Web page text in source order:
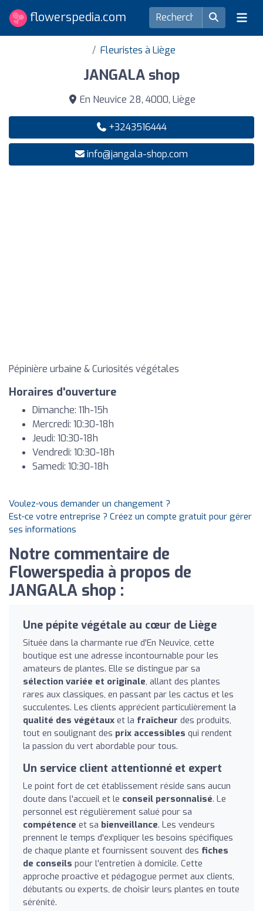
flowerspedia.com
Fleuristes à Liège
JANGALA shop
En Neuvice 28, 4000, Liège
+3243516444
info@jangala-shop.com
Pépinière urbaine & Curiosités végétales
Horaires d'ouverture
Dimanche: 11h-15h
Mercredi: 10:30-18h
Jeudi: 10:30-18h
Vendredi: 10:30-18h
Samedi: 10:30-18h
Voulez-vous demander un changement ?
Est-ce votre entreprise ? Créez un compte gratuit pour gérer
ses informations
Notre commentaire de
Flowerspedia à propos de
JANGALA shop :
Une pépite végétale au cœur de Liège
Située dans la charmante rue d'En Neuvice, cette
boutique est une adresse incontournable pour les
amateurs de plantes. Elle se distingue par sa
sélection variée et originale, allant des plantes
rares aux classiques, en passant par les cactus et les
succulentes. Les clients apprécient particulièrement la
qualité des végétaux et la fraîcheur des produits,
tout en soulignant des prix accessibles qui rendent
la passion du vert abordable pour tous.
Un service client attentionné et expert
Le point fort de cet établissement réside sans aucun
doute dans l'accueil et le conseil personnalisé. Le
personnel est régulièrement salué pour sa
compétence et sa bienveillance. Les vendeurs
prennent le temps d'expliquer les besoins spécifiques
de chaque plante et fournissent souvent des fiches
de conseils pour l'entretien à domicile. Cette
approche proactive et pédagogue permet aux clients,
débutants ou experts, de choisir leurs plantes en toute
sérénité.